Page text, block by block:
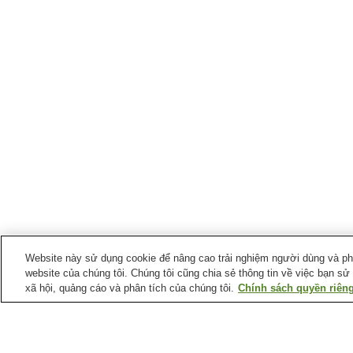
Ga xe lửa tại Thành phố Minamiashigara
Website này sử dụng cookie để nâng cao trải nghiệm người dùng và
website của chúng tôi. Chúng tôi cũng chia sẻ thông tin về việc bạn
xã hội, quảng cáo và phân tích của chúng tôi. Chính sách quyền